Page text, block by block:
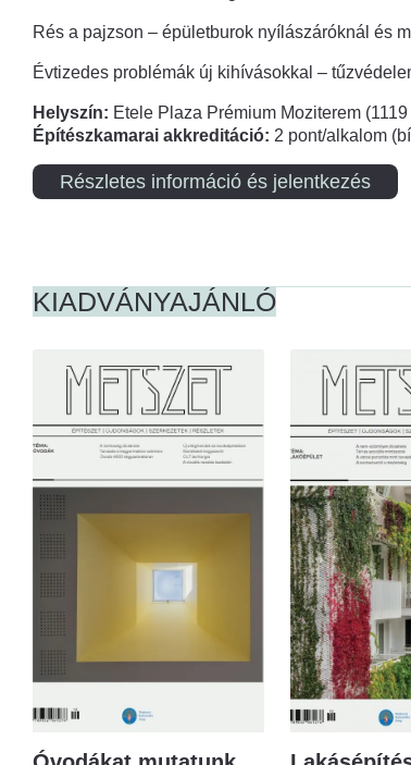
Rés a pajzson – épületburok nyílászáróknál és
Évtizedes problémák új kihívásokkal –
Helyszín: Etele Plaza Prémium Moziterem
Építészkamarai akkreditáció: 2 pont/alkalom
Részletes információ és jelentkezés
KIADVÁNYAJÁNLÓ